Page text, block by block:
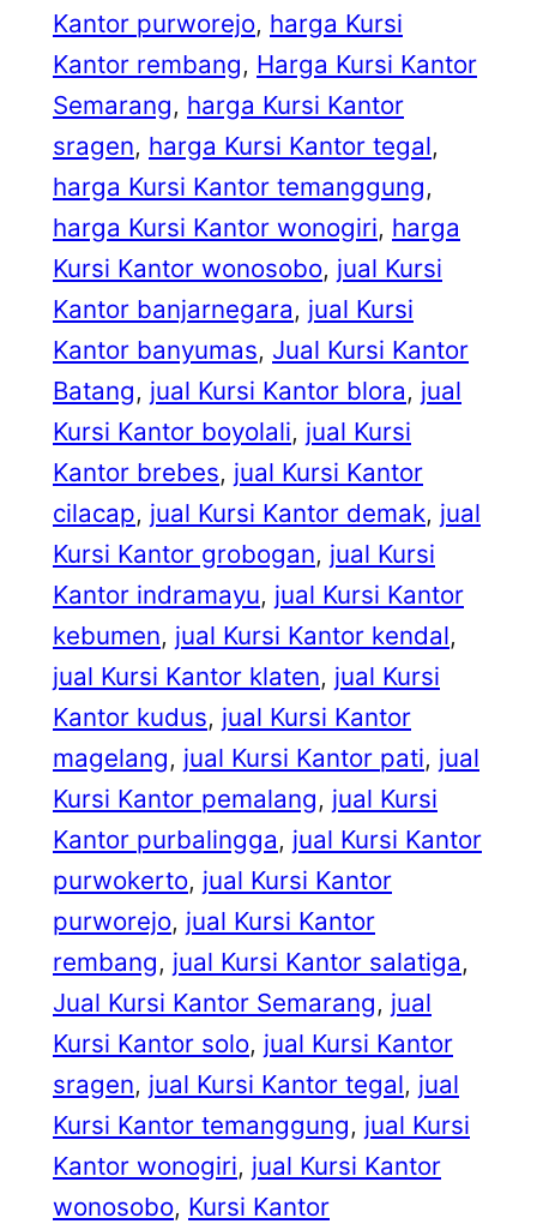
Kantor purworejo, harga Kursi
Kantor rembang, Harga Kursi Kantor
Semarang, harga Kursi Kantor
sragen, harga Kursi Kantor tegal
harga Kursi Kantor temanggung
harga Kursi Kantor wonogiri, harga
Kursi Kantor wonosobo, jual Kursi
Kantor banjarnegara, jual Kursi
Kantor banyumas, Jual Kursi Kantor
Batang, jual Kursi Kantor blora, jual
Kursi Kantor boyolali, jual Kursi
Kantor brebes, jual Kursi Kantor
cilacap, jual Kursi Kantor demak, jual
Kursi Kantor grobogan, jual Kursi
Kantor indramayu, jual Kursi Kantor
kebumen, jual Kursi Kantor kendal
jual Kursi Kantor klaten, jual Kursi
Kantor kudus, jual Kursi Kantor
magelang, jual Kursi Kantor pati, jual
Kursi Kantor pemalang, jual Kursi
Kantor purbalingga, jual Kursi Kantor
purwokerto, jual Kursi Kantor
purworejo, jual Kursi Kantor
rembang, jual Kursi Kantor salatiga
Jual Kursi Kantor Semarang, jual
Kursi Kantor solo, jual Kursi Kantor
sragen, jual Kursi Kantor tegal, jual
Kursi Kantor temanggung, jual Kursi
Kantor wonogiri, jual Kursi Kantor
wonosobo, Kursi Kantor